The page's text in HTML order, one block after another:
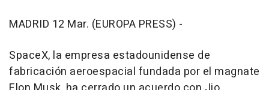
MADRID 12 Mar. (EUROPA PRESS) -
SpaceX, la empresa estadounidense de
fabricación aeroespacial fundada por el magnate